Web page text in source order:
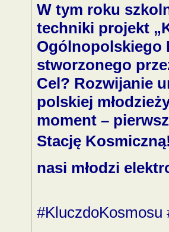
W tym roku
techniki projekt
Ogólnopolskiego
stworzonego
Cel? Rozwijanie
polskiej
moment –
Stację
nasi młodzi